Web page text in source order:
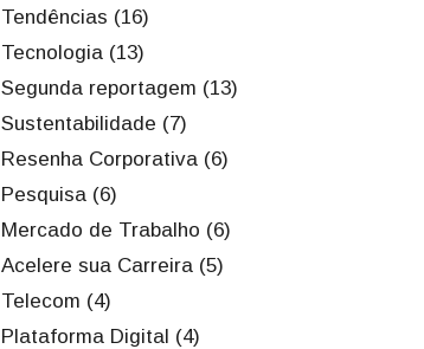
Tendências (16)
Tecnologia (13)
Segunda reportagem (13)
Sustentabilidade (7)
Resenha Corporativa (6)
Pesquisa (6)
Mercado de Trabalho (6)
Acelere sua Carreira (5)
Telecom (4)
Plataforma Digital (4)